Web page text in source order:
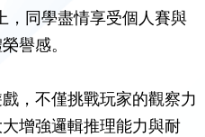
，同學盡情享受個人賽與
譽感。
，不僅挑戰玩家的觀察力
增強邏輯推理能力與耐